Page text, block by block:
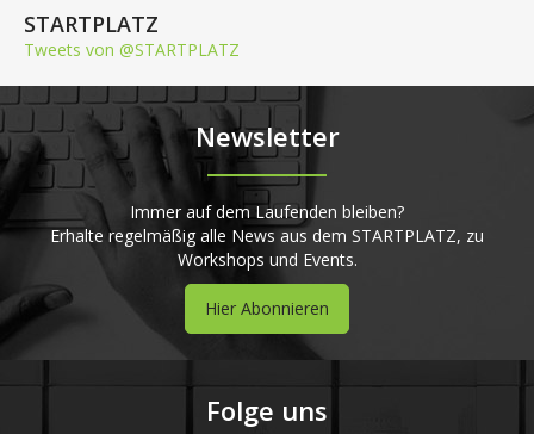
STARTPLATZ
Tweets von @STARTPLATZ
Newsletter
Immer auf dem Laufenden bleiben?
Erhalte regelmäßig alle News aus dem STARTPLATZ, zu
Workshops und Events.
Hier Abonnieren
Folge uns